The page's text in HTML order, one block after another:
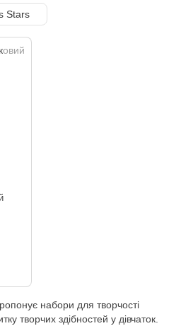
Stars
набори для творчості
творчих здібностей у дівчаток.